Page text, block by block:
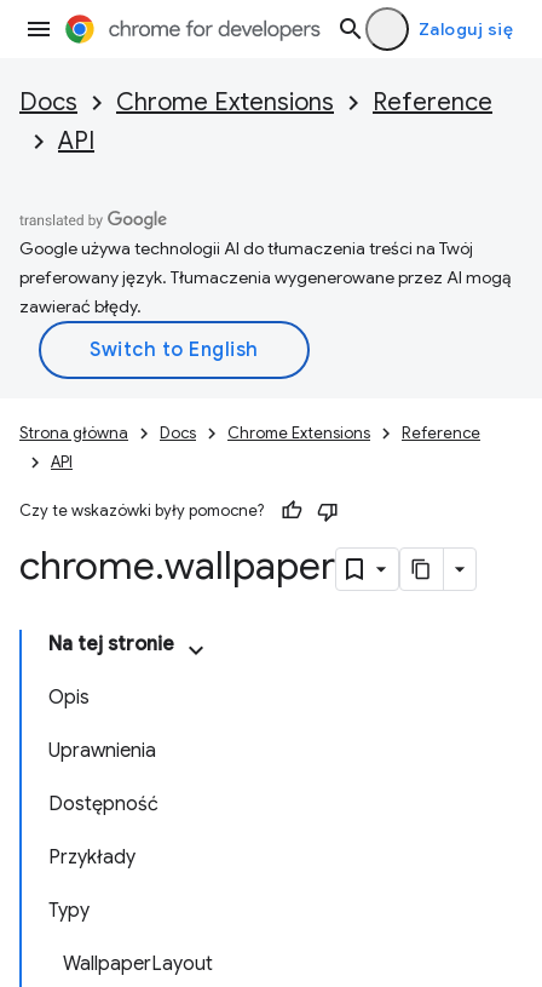
Zaloguj się
Docs Chrome Extensions
Reference
API
Google używa technologii AI do tłumaczenia treści na Twój
preferowany język. Tłumaczenia wygenerowane przez AI mogą
zawierać błędy.
Strona główna Docs Chrome Extensions
Reference
API
Czy te wskazówki były pomocne?
chrome.wallpaper
Na tej stronie
Opis
Uprawnienia
Dostępność
Przykłady
Typy
WallpaperLayout